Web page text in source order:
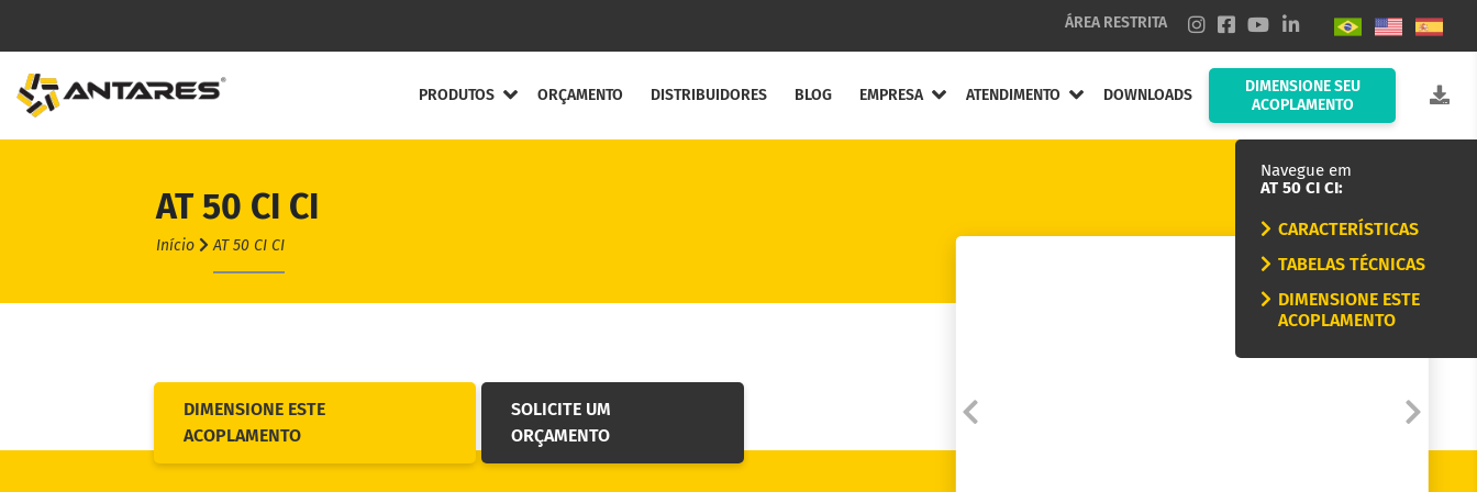
ÁREA RESTRITA
PRODUTOS
Acoplamentos Elásticos
Acoplamento de Lâminas
Contra Recuos
ORÇAMENTO DISTRIBUIDORES BLOG EMPRESA ATENDIMENTO DOWNLOADS
DIMENSIONE SEU
ACOPLAMENTO
Navegue em
AT 50 CI CI:
CARACTERÍSTICAS
TABELAS TÉCNICAS
DIMENSIONE ESTE
ACOPLAMENTO
AT 50 CI CI
Início AT 50 CI CI
DIMENSIONE ESTE
ACOPLAMENTO
SOLICITE UM
ORÇAMENTO